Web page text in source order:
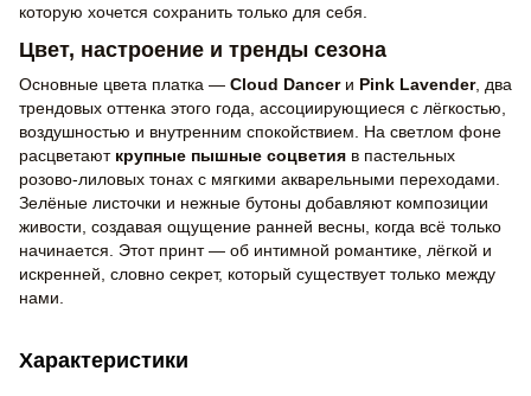
которую хочется сохранить только для себя.
Цвет, настроение и тренды сезона
Основные цвета платка — Cloud Dancerи Pink Lavender, два
трендовых оттенка этого года, ассоциирующиеся с лёгкостью,
воздушностью и внутренним спокойствием. На светлом фоне
расцветают крупные пышные соцветия в пастельных
розово-лиловых тонах с мягкими акварельными переходами.
Зелёные листочки и нежные бутоны добавляют композиции
живости, создавая ощущение ранней весны, когда всё только
начинается. Этот принт — об интимной романтике, лёгкой и
искренней, словно секрет, который существует только между
нами.
Характеристики